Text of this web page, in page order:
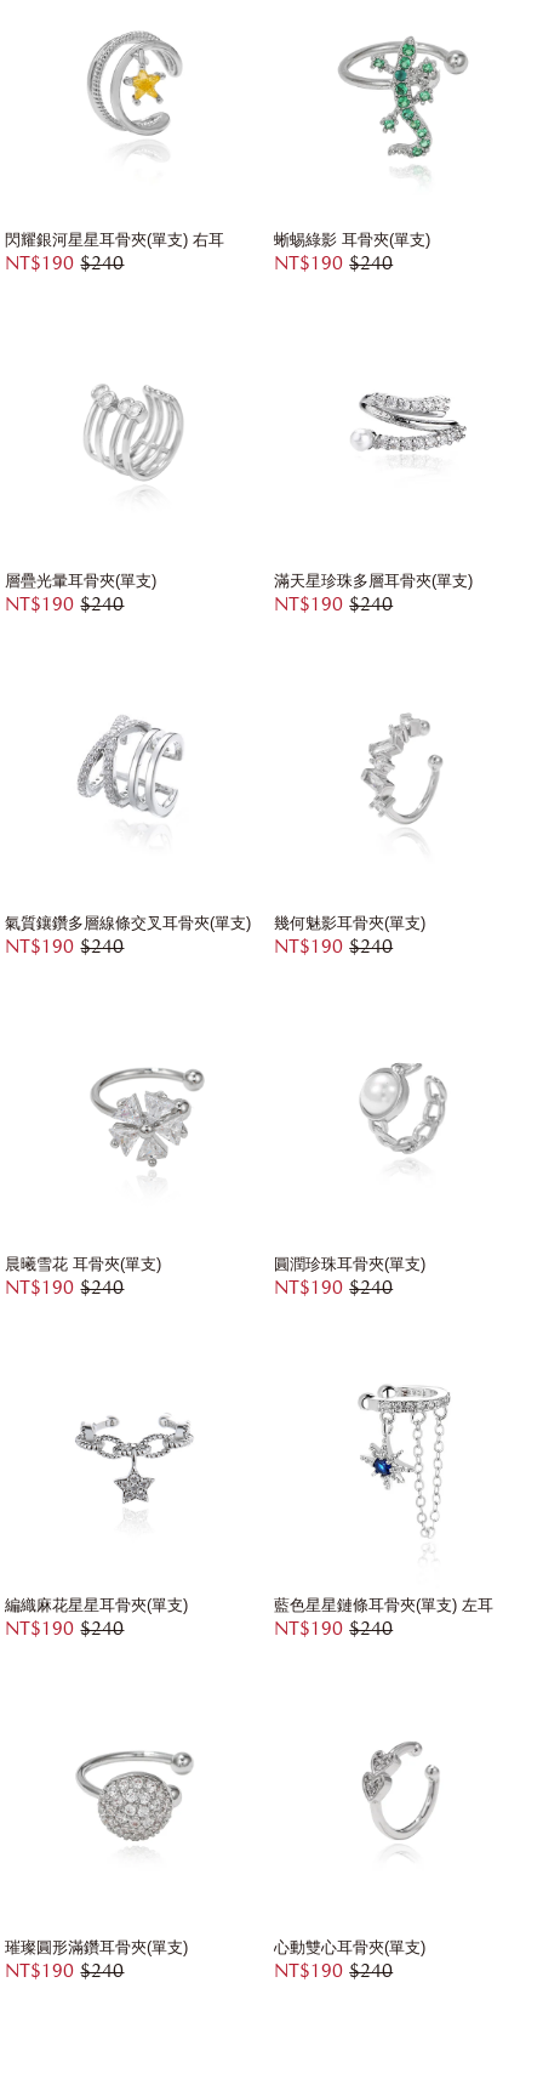
閃耀銀河星星耳骨夾(單支) 右耳
NT$190 $240
蜥蜴綠影 耳骨夾(單支)
NT$190 $240
層疊光暈耳骨夾(單支)
NT$190 $240
滿天星珍珠多層耳骨夾(單支)
NT$190 $240
氣質鑲鑽多層線條交叉耳骨夾(單支)
NT$190 $240
幾何魅影耳骨夾(單支)
NT$190 $240
晨曦雪花 耳骨夾(單支)
NT$190 $240
圓潤珍珠耳骨夾(單支)
NT$190 $240
編織麻花星星耳骨夾(單支)
NT$190 $240
藍色星星鏈條耳骨夾(單支) 左耳
NT$190 $240
璀璨圓形滿鑽耳骨夾(單支)
NT$190 $240
心動雙心耳骨夾(單支)
NT$190 $240